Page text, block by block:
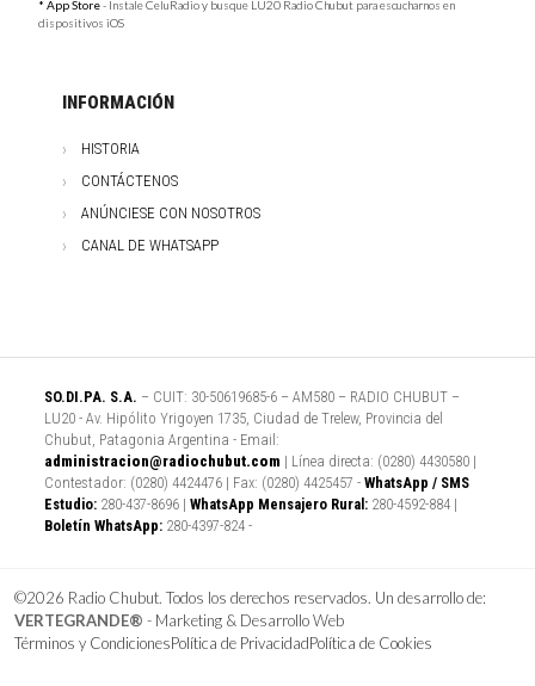
* App Store- Instale CeluRadio y busque LU20 Radio Chubut para escucharnos en
dispositivos iOS
INFORMACIÓN
HISTORIA
CONTÁCTENOS
ANÚNCIESE CON NOSOTROS
CANAL DE WHATSAPP
SO.DI.PA. S.A. – CUIT: 30-50619685-6 – AM580 – RADIO CHUBUT –
LU20 - Av. Hipólito Yrigoyen 1735, Ciudad de Trelew, Provincia del
Chubut, Patagonia Argentina - Email:
administracion@radiochubut.com | Línea directa: (0280) 4430580 |
Contestador: (0280) 4424476 | Fax: (0280) 4425457 - WhatsApp / SMS
Estudio: 280-437-8696 | WhatsApp Mensajero Rural: 280-4592-884 |
Boletín WhatsApp: 280-4397-824 -
©2026 Radio Chubut. Todos los derechos reservados. Un desarrollo de:
VERTEGRANDE® - Marketing & Desarrollo Web
Términos y CondicionesPolítica de PrivacidadPolítica de Cookies